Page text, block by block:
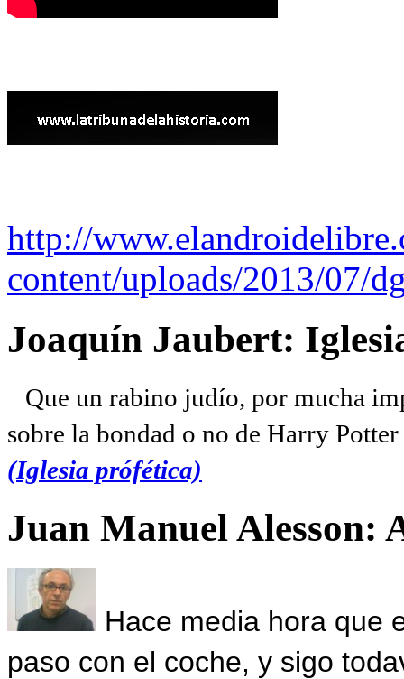
http://
content/uploads/2013/07/
Joaquín Jaubert:
Que un rabino judío, por mucha
sobre la bondad o no de Harry
(Iglesia prófética)
Juan Manuel Alesson:
Hace media hora que
paso con el coche, y sigo